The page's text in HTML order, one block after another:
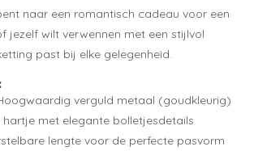
naar een romantisch cadeau voor een
jezelf wilt verwennen met een stijlvol
past bij elke gelegenheid.
verguld metaal (goudkleurig)
hartje met elegante bolletjesdetails
lengte voor de perfecte pasvorm